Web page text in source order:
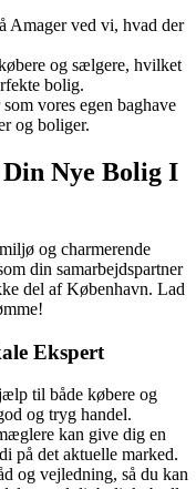
Amager ved vi, hvad der
og sælgere, hvilket
bolig.
vores egen baghave
og boliger.
Nye Bolig I
og charmerende
din samarbejdspartner
del af København. Lad
Ekspert
til både købere og
og tryg handel.
kan give dig en
på det aktuelle marked.
og vejledning, så du kan